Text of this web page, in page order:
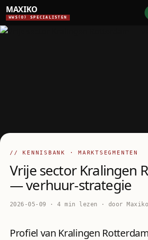
MAXIKO
WWS(O) SPECIALISTEN
// KENNISBANK · MARKTSEGMENTEN
Vrije sector Kralingen
— verhuur-strategie
2026-05-09 · 4 min lezen · door Maxiko
Profiel van Kralingen Rotterdam